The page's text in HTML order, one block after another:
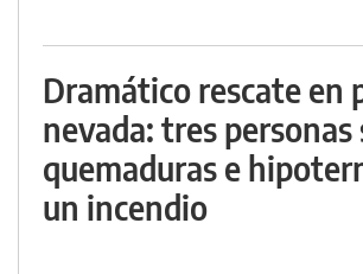
Dramático rescate en
nevada: tres
quemaduras e
un incendio